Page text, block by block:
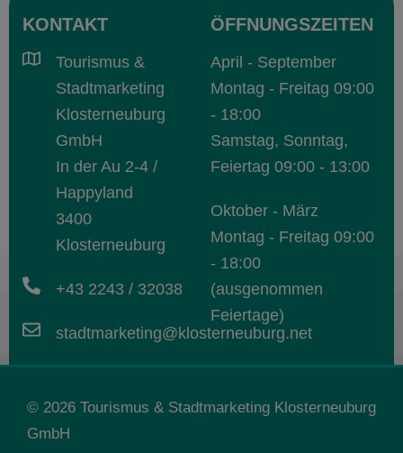
KONTAKT
Tourismus &
Stadtmarketing
Klosterneuburg
GmbH
In der Au 2-4 /
Happyland
3400
Klosterneuburg
+43 2243 / 32038
stadtmarketing@klosterneuburg.net
ÖFFNUNGSZEITEN
April - September
Montag - Freitag 09:00
- 18:00
Samstag, Sonntag,
Feiertag 09:00 - 13:00
Oktober - März
Montag - Freitag 09:00
- 18:00
(ausgenommen
Feiertage)
© 2026 Tourismus & Stadtmarketing Klosterneuburg
GmbH